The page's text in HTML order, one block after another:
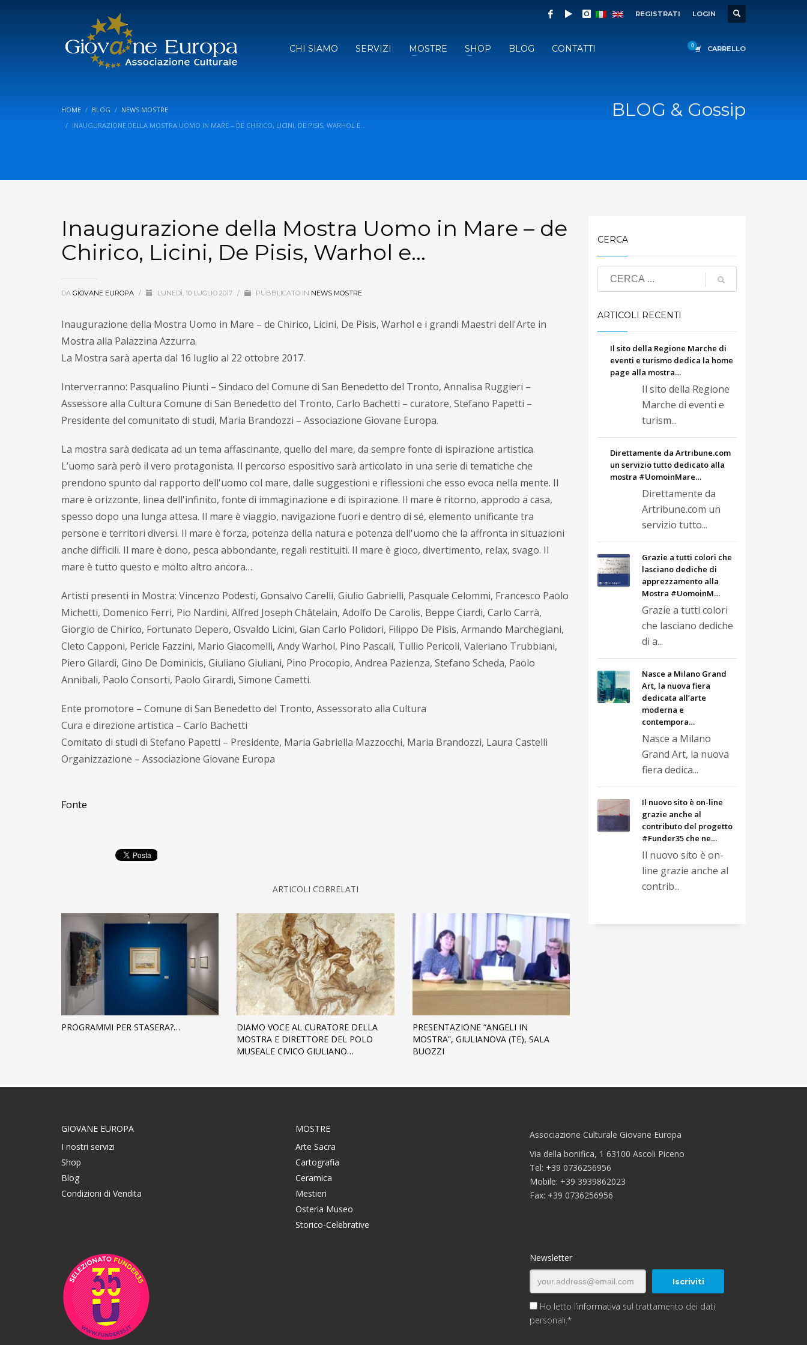
REGISTRATI LOGIN
CHI SIAMO SERVIZI MOSTRE SHOP BLOG CONTATTI CARRELLO
HOME BLOG
NEWS MOSTRE
INAUGURAZIONE DELLA MOSTRA UOMO IN MARE – DE CHIRICO, LICINI, DE PISIS, WARHOL E…
BLOG & Gossip
Inaugurazione della Mostra Uomo in Mare – de
Chirico, Licini, De Pisis, Warhol e…
DA GIOVANE EUROPA / LUNEDÌ, 10 LUGLIO 2017 / PUBBLICATO IN NEWS MOSTRE
Inaugurazione della Mostra Uomo in Mare – de Chirico, Licini, De Pisis, Warhol e i grandi Maestri dell'Arte in
Mostra alla Palazzina Azzurra.
La Mostra sarà aperta dal 16 luglio al 22 ottobre 2017.
Interverranno: Pasqualino Piunti – Sindaco del Comune di San Benedetto del Tronto, Annalisa Ruggieri –
Assessore alla Cultura Comune di San Benedetto del Tronto, Carlo Bachetti – curatore, Stefano Papetti –
Presidente del comunitato di studi, Maria Brandozzi – Associazione Giovane Europa.
La mostra sarà dedicata ad un tema affascinante, quello del mare, da sempre fonte di ispirazione artistica.
L’uomo sarà però il vero protagonista. Il percorso espositivo sarà articolato in una serie di tematiche che
prendono spunto dal rapporto dell'uomo col mare, dalle suggestioni e riflessioni che esso evoca nella mente. Il
mare è orizzonte, linea dell'infinito, fonte di immaginazione e di ispirazione. Il mare è ritorno, approdo a casa,
spesso dopo una lunga attesa. Il mare è viaggio, navigazione fuori e dentro di sé, elemento unificante tra
persone e territori diversi. Il mare è forza, potenza della natura e potenza dell'uomo che la affronta in situazioni
anche difficili. Il mare è dono, pesca abbondante, regali restituiti. Il mare è gioco, divertimento, relax, svago. Il
mare è tutto questo e molto altro ancora…
Artisti presenti in Mostra: Vincenzo Podesti, Gonsalvo Carelli, Giulio Gabrielli, Pasquale Celommi, Francesco Paolo
Michetti, Domenico Ferri, Pio Nardini, Alfred Joseph Châtelain, Adolfo De Carolis, Beppe Ciardi, Carlo Carrà,
Giorgio de Chirico, Fortunato Depero, Osvaldo Licini, Gian Carlo Polidori, Filippo De Pisis, Armando Marchegiani,
Cleto Capponi, Pericle Fazzini, Mario Giacomelli, Andy Warhol, Pino Pascali, Tullio Pericoli, Valeriano Trubbiani,
Piero Gilardi, Gino De Dominicis, Giuliano Giuliani, Pino Procopio, Andrea Pazienza, Stefano Scheda, Paolo
Annibali, Paolo Consorti, Paolo Girardi, Simone Cametti.
Ente promotore – Comune di San Benedetto del Tronto, Assessorato alla Cultura
Cura e direzione artistica – Carlo Bachetti
Comitato di studi di Stefano Papetti – Presidente, Maria Gabriella Mazzocchi, Maria Brandozzi, Laura Castelli
Organizzazione – Associazione Giovane Europa
Fonte
ARTICOLI CORRELATI
PROGRAMMI PER STASERA?…
DIAMO VOCE AL CURATORE DELLA
MOSTRA E DIRETTORE DEL POLO
MUSEALE CIVICO GIULIANO…
PRESENTAZIONE “ANGELI IN
MOSTRA”, GIULIANOVA (TE), SALA
BUOZZI
CERCA
ARTICOLI RECENTI
Il sito della Regione Marche di
eventi e turismo dedica la home
page alla mostra…
Il sito della Regione
Marche di eventi e
turism...
Direttamente da Artribune.com
un servizio tutto dedicato alla
mostra #UomoinMare…
Direttamente da
Artribune.com un
servizio tutto...
Grazie a tutti colori che
lasciano dediche di
apprezzamento alla
Mostra #UomoinM…
Grazie a tutti colori
che lasciano dediche
di a...
Nasce a Milano Grand
Art, la nuova fiera
dedicata all’arte
moderna e
contempora…
Nasce a Milano
Grand Art, la nuova
fiera dedica...
Il nuovo sito è on-line
grazie anche al
contributo del progetto
#Funder35 che ne…
Il nuovo sito è on-
line grazie anche al
contrib...
GIOVANE EUROPA
I nostri servizi
Shop
Blog
Condizioni di Vendita
MOSTRE
Arte Sacra
Cartografia
Ceramica
Mestieri
Osteria Museo
Storico-Celebrative
Associazione Culturale Giovane Europa
Via della bonifica, 1 63100 Ascoli Piceno
Tel: +39 0736256956
Mobile: +39 3939862023
Fax: +39 0736256956
Newsletter
Ho letto l’informativa sul trattamento dei dati
personali.*